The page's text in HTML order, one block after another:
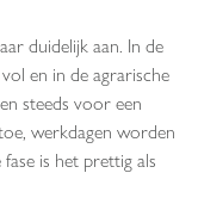
duidelijk aan. In de
en in de agrarische
steeds voor een
werkdagen worden
is het prettig als